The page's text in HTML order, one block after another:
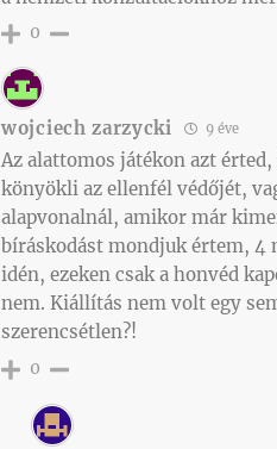
0
wojciech zarzycki 9 éve
Az alattomos játékon azt
könyökli az ellenfél védőjét,
alapvonalnál, amikor már
bíráskodást mondjuk értem, 4
idén, ezeken csak a honvéd
nem. Kiállítás nem volt egy
szerencsétlen?!
0